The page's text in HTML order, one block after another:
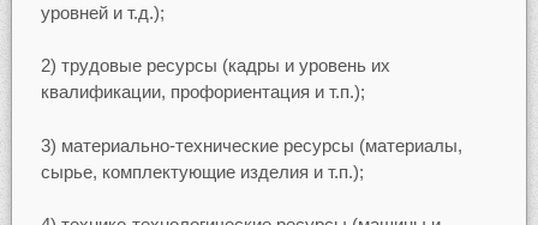
уровней и т.д.);
2) трудовые ресурсы (кадры и уровень их
квалификации, профориентация и т.п.);
3) материально-технические ресурсы (материалы,
сырье, комплектующие изделия и т.п.);